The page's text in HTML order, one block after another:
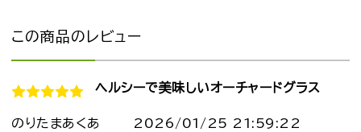
この商品のレビュー
ヘルシーで美味しいオーチャードグラス
のりたまあくあ 2026/01/25 21:59:22